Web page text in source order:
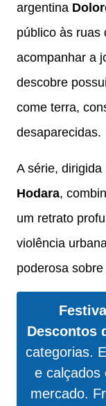
argentina
público às ruas
acompanhar a
descobre
come terra,
desaparecidas.
A série, dirigida
Hodara,
um retrato
violência
poderosa
Descontos
categorias.
e calçados
mercado.